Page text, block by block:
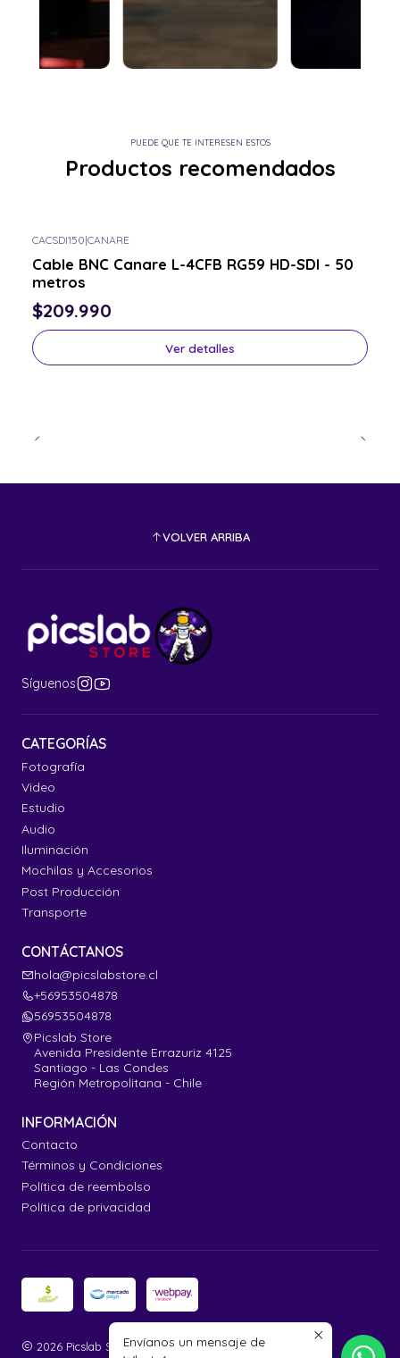
PUEDE QUE TE INTERESEN ESTOS
Productos recomendados
CACSDI150|CANARE
Cable BNC Canare L-4CFB RG59 HD-SDI - 50
metros
$209.990
Ver detalles
VOLVER ARRIBA
Síguenos
CATEGORÍAS
Fotografía
Video
Estudio
Audio
Iluminación
Mochilas y Accesorios
Post Producción
Transporte
CONTÁCTANOS
hola@picslabstore.cl
+56953504878
56953504878
Picslab Store
Avenida Presidente Errazuriz 4125
Santiago - Las Condes
Región Metropolitana - Chile
INFORMACIÓN
Contacto
Términos y Condiciones
Política de reembolso
Política de privacidad
2026 Picslab Store.Envíanos un mensaje de